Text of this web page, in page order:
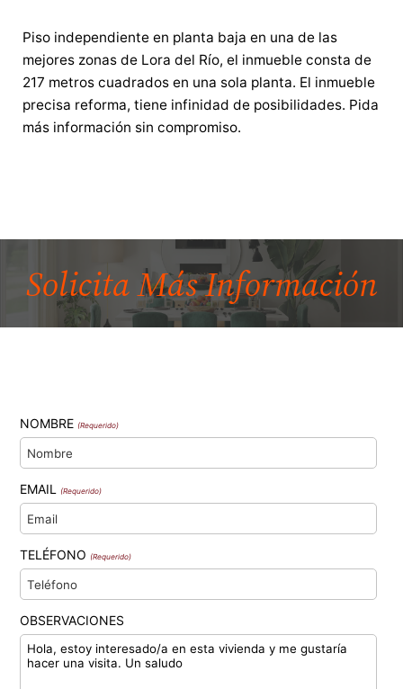
Piso independiente en planta baja en una de las
mejores zonas de Lora del Río, el inmueble consta de
217 metros cuadrados en una sola planta. El inmueble
precisa reforma, tiene infinidad de posibilidades. Pida
más información sin compromiso.
Solicita MásInformación
NOMBRE (Requerido)
EMAIL (Requerido)
TELÉFONO (Requerido)
OBSERVACIONES